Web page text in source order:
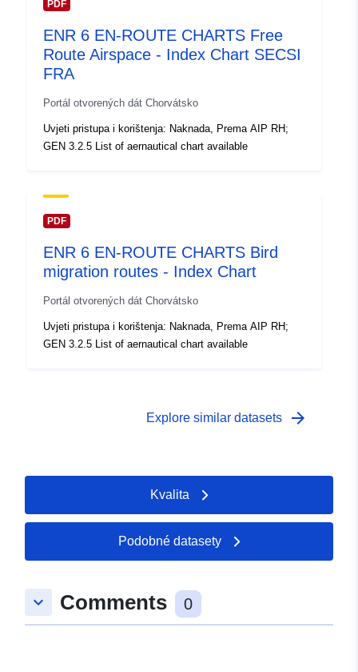
PDF
ENR 6 EN-ROUTE CHARTS Free
Route Airspace - Index Chart SECSI
FRA
Portál otvorených dát Chorvátsko
Uvjeti pristupa i korištenja: Naknada, Prema AIP RH;
GEN 3.2.5 List of aernautical chart available
PDF
ENR 6 EN-ROUTE CHARTS Bird
migration routes - Index Chart
Portál otvorených dát Chorvátsko
Uvjeti pristupa i korištenja: Naknada, Prema AIP RH;
GEN 3.2.5 List of aernautical chart available
Explore similar datasets arrow_forward
Kvalita
Podobné datasety
keyboard_arrow_down Comments 0